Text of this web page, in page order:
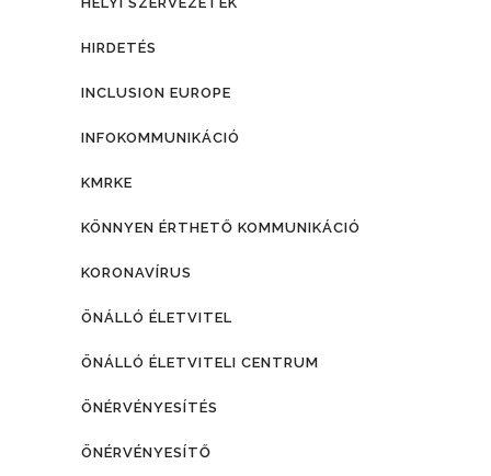
HIRDETÉS
INCLUSION EUROPE
INFOKOMMUNIKÁCIÓ
KMRKE
KÖNNYEN ÉRTHETŐ KOMMUNIKÁCIÓ
KORONAVÍRUS
ÖNÁLLÓ ÉLETVITEL
ÖNÁLLÓ ÉLETVITELI CENTRUM
ÖNÉRVÉNYESÍTÉS
ÖNÉRVÉNYESÍTŐ